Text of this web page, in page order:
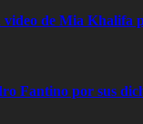
de Mia Khalifa
Fantino por sus